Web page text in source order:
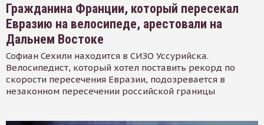
Гражданина Франции, который пересекал
Евразию на велосипеде, арестовали на
Дальнем Востоке
Софиан Сехили находится в СИЗО Уссурийска.
Велосипедист, который хотел поставить рекорд по
скорости пересечения Евразии, подозревается в
незаконном пересечении российской границы